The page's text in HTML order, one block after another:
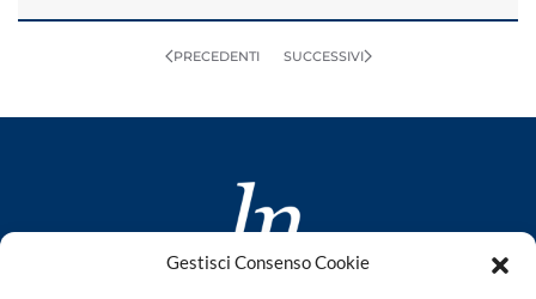
Gestisci Consenso Cookie
PRECEDENTI SUCCESSIVI